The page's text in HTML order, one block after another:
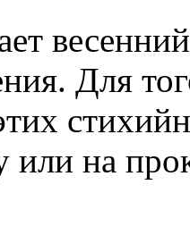
Для
или на